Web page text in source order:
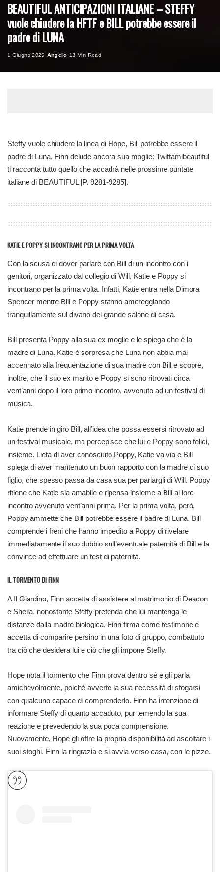
BEAUTIFUL ANTICIPAZIONI ITALIANE – STEFFY
vuole chiudere la HFTF e BILL potrebbe essere il
padre di LUNA
1 Giugno 2025
Posted
Angelo 13 Min Read
Steffy vuole chiudere la linea di Hope, Bill potrebbe essere il
padre di Luna, Finn delude ancora sua moglie: Twittamibeautiful
ti racconta tutto quello che accadrà nelle prossime puntate
italiane di BEAUTIFUL [P. 9281-9285].
KATIE E POPPYSI INCONTRANO PER LA PRIMA VOLTA
Con la scusa di dover parlare con Bill di un incontro con i
genitori, organizzato dal collegio di Will, Katie e Poppy si
incontrano per la prima volta. Infatti, Katie entra nella Dimora
Spencer mentre Bill e Poppy stanno amoreggiando
tranquillamente sul divano del grande salone di casa.
Bill presenta Poppy alla sua ex moglie e le spiega che è la
madre di Luna. Katie è sorpresa che Luna non abbia mai
accennato alla frequentazione di sua madre con Bill e scopre,
inoltre, che il suo ex marito e Poppy si sono ritrovati circa
vent’anni dopo il loro primo incontro, avvenuto ad un festival di
musica.
Katie prende in giro Bill, all’idea che possa essersi ritrovato ad
un festival musicale, ma percepisce che lui e Poppy sono felici,
insieme. Lieta di aver conosciuto Poppy, Katie va via e Bill
spiega di aver mantenuto un buon rapporto con la madre di suo
figlio, che spesso passa da casa sua per parlargli di Will. Poppy
ritiene che Katie sia amabile e ripensa insieme a Bill al loro
incontro avvenuto vent’anni prima. Per la prima volta, però,
Poppy ammette che Bill potrebbe essere il padre di Luna. Bill
comprende i freni che hanno impedito a Poppy di rivelare
immediatamente il suo dubbio sull’eventuale paternità di Bill e la
convince ad effettuare un test di paternità.
IL TORMENTO DI FINN
A Il Giardino, Finn accetta di assistere al matrimonio di Deacon
e Sheila, nonostante Steffy pretenda che lui mantenga le
distanze dalla madre biologica. Finn firma come testimone e
accetta di comparire persino in una foto di gruppo, combattuto
tra ciò che desidera lui e ciò che gli impone Steffy.
Hope nota il tormento che Finn prova dentro sé e gli parla
amichevolmente, poiché avverte la sua necessità di sfogarsi
con qualcuno capace di comprenderlo. Finn ha intenzione di
informare Steffy di quanto accaduto, pur temendo la sua
reazione e prevedendo la sua poca comprensione.
Nuovamente, Hope gli offre la propria disponibilità ad ascoltare i
suoi sfoghi. Finn la ringrazia e si avvia verso casa, con le pizze.